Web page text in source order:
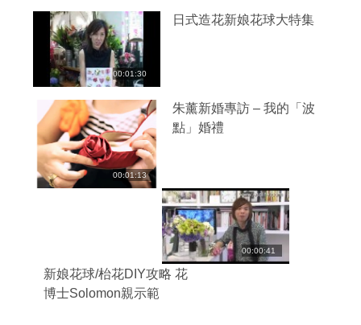
00:01:30
日式造花新娘花球大特集
00:01:13
朱薰新婚專訪 – 我的「波
點」婚禮
00:00:41
新娘花球/枱花DIY攻略 花
博士Solomon親示範